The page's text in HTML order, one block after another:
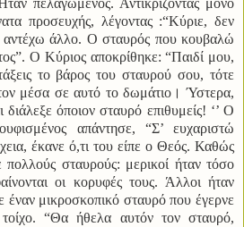
πελαγωμένος. Αντικρίζοντας μόνο
προσευχής, λέγοντας :“Κύριε, δεν
άλλο. Ο σταυρός που κουβαλώ
Ο Κύριος αποκρίθηκε: “Παιδί μου,
το βάρος του σταυρού σου, τότε
μέσα σε αυτό το δωμάτιο। Ύστερα,
διάλεξε όποιον σταυρό επιθυμείς! ‘’ Ο
απάντησε, “Σ’ ευχαριστώ
έκανε ό,τι του είπε ο Θεός. Καθώς
σταυρούς: μερικοί ήταν τόσο
οι κορυφές τους. Άλλοι ήταν
έναν μικροσκοπικό σταυρό που έγερνε
“Θα ήθελα αυτόν τον σταυρό,